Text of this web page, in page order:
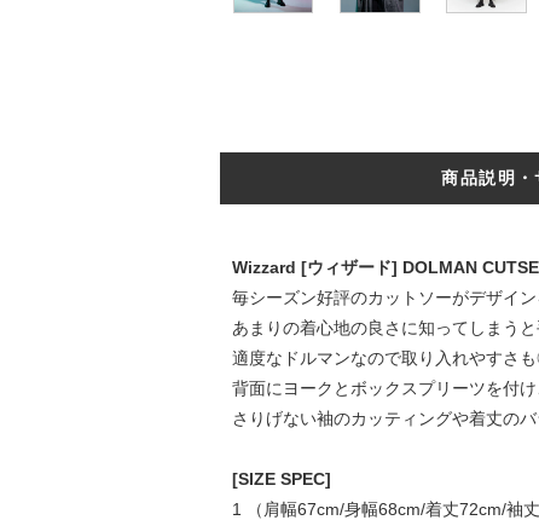
商品説明・
Wizzard [ウィザード] DOLMAN
毎シーズン好評のカットソーがデザイン
あまりの着心地の良さに知ってしまう
適度なドルマンなので取り入れやすさ
背面にヨークとボックスプリーツを付
さりげない袖のカッティングや着丈の
[SIZE SPEC]
1 （肩幅67cm/身幅68cm/着丈72cm/袖丈